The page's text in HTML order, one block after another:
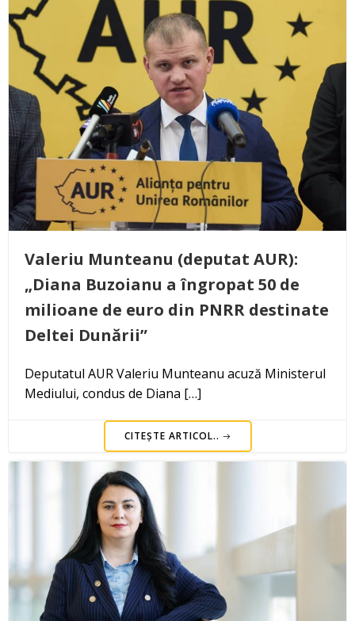
Valeriu Munteanu (deputat AUR):
„Diana Buzoianu a îngropat 50 de
milioane de euro din PNRR destinate
Deltei Dunării”
Deputatul AUR Valeriu Munteanu acuză Ministerul
Mediului, condus de Diana […]
CITEȘTE ARTICOL..